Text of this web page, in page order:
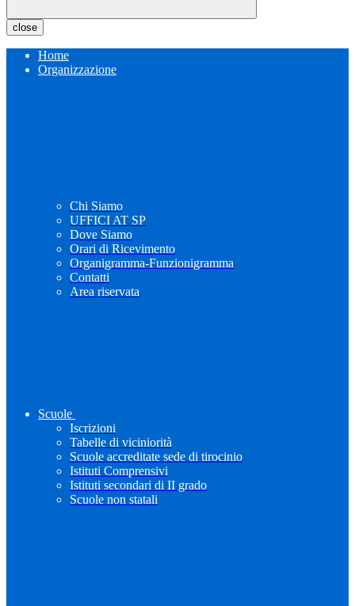
close
Home
Organizzazione
Chi Siamo
UFFICI AT SP
Dove Siamo
Orari di Ricevimento
Organigramma-Funzionigramma
Contatti
Area riservata
Scuole
Iscrizioni
Tabelle di viciniorità
Scuole accreditate sede di tirocinio
Istituti Comprensivi
Istituti secondari di II grado
Scuole non statali